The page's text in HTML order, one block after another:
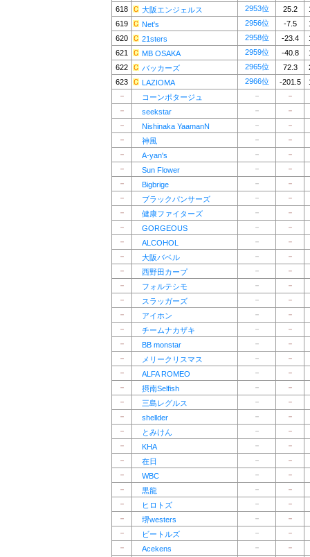
618
大阪エンジェルス 2953位 25.2
619
Net's 2956位 -7.5
620
21sters 2958位 -23.4
621
MB OSAKA 2959位 -40.8
622
バッカーズ 2965位 72.3
623
LAZIOMA 2966位 -201.5
－
コーンポタージュ －
－
－
seekstar －
－
－
Nishinaka YaamanN －
－
－
神風 －
－
－
A-yan's －
－
－
Sun Flower －
－
－
Bigbrige －
－
－
ブラックパンサーズ －
－
－
健康ファイターズ －
－
－
GORGEOUS －
－
－
ALCOHOL －
－
－
大阪バベル －
－
－
西野田カープ －
－
－
フォルテシモ －
－
－
スラッガーズ －
－
－
アイホン －
－
－
チームナカザキ －
－
－
BB monstar －
－
－
メリークリスマス －
－
－
ALFA ROMEO －
－
－
摂南Selfish －
－
－
三島レグルス －
－
－
shellder －
－
－
とみけん －
－
－
KHA －
－
－
在日 －
－
－
WBC －
－
－
黒龍 －
－
－
ヒロトズ －
－
－
堺westers －
－
－
ビートルズ －
－
－
Acekens －
－